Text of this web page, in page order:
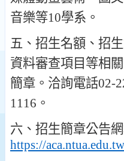
音樂等10學系 。
五 、 招生名額 、 招
資料審查項目等相
簡章 。 洽詢電話02-
1116 。
六 、 招生簡章公告
https://